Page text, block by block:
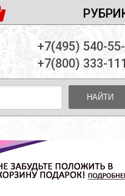
И ОПЛАТА
НАБОРЫ
ЛИЦОМ
+7(495) 540-
+7(800) 333-
НАЙТИ